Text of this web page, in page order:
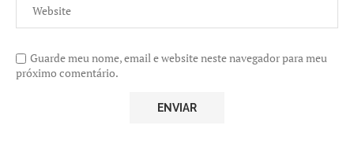
Guarde meu nome, email e website neste navegador para meu
próximo comentário.